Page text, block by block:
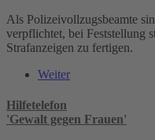
Als Polizeivollzugsbeamte
verpflichtet, bei Feststellung
Strafanzeigen zu fertigen.
Weiter
Hilfetelefon
'Gewalt gegen Frauen'